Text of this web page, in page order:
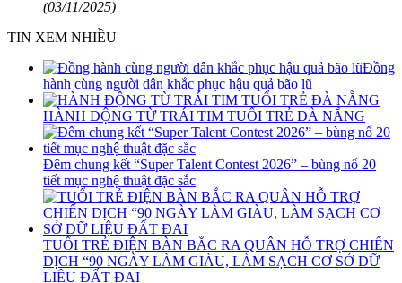
(03/11/2025)
TIN XEM NHIỀU
Đồng
hành cùng người dân khắc phục hậu quả bão lũ
HÀNH ĐỘNG TỪ TRÁI TIM TUỔI TRẺ ĐÀ NẴNG
Đêm chung kết “Super Talent Contest 2026” – bùng nổ 20
tiết mục nghệ thuật đặc sắc
TUỔI TRẺ ĐIỆN BÀN BẮC RA QUÂN HỖ TRỢ CHIẾN
DỊCH “90 NGÀY LÀM GIÀU, LÀM SẠCH CƠ SỞ DỮ
LIỆU ĐẤT ĐAI